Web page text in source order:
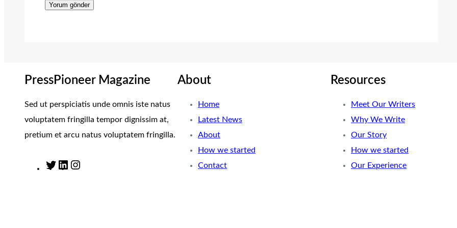
PressPioneer Magazine
Sed ut perspiciatis unde omnis iste natus
voluptatem fringilla tempor dignissim at,
pretium et arcu natus voluptatem fringilla.
T
L
About
Home
Latest News
About
How we started
Contact
Resources
Meet Our Writers
Why We Write
Our Story
How we started
Our Experience